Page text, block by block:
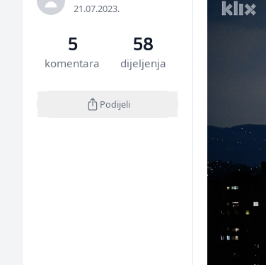
21.07.2023.
5
komentara
58
dijeljenja
Podijeli